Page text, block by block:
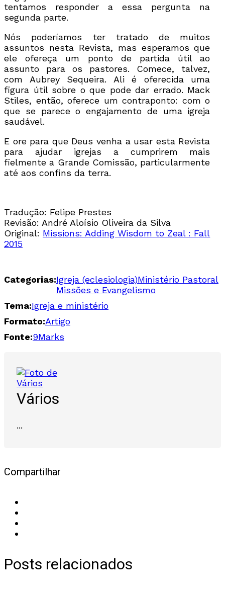
tentamos responder a essa pergunta na
segunda parte.
Nós poderíamos ter tratado de muitos
assuntos nesta Revista, mas esperamos que
ele ofereça um ponto de partida útil ao
assunto para os pastores. Comece, talvez,
com Aubrey Sequeira. Ali é oferecida uma
figura útil sobre o que pode dar errado. Mack
Stiles, então, oferece um contraponto: com o
que se parece o engajamento de uma igreja
saudável.
E ore para que Deus venha a usar esta Revista
para ajudar igrejas a cumprirem mais
fielmente a Grande Comissão, particularmente
até aos confins da terra.
Tradução: Felipe Prestes
Revisão: André Aloísio Oliveira da Silva
Original: Missions: Adding Wisdom to Zeal : Fall
2015
Categorias:Igreja (eclesiologia)Ministério Pastoral
Missões e Evangelismo
Tema:Igreja e ministério
Formato:Artigo
Fonte:9Marks
Vários
...
Compartilhar
Posts relacionados